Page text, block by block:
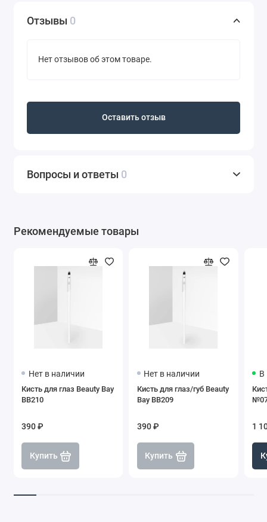
Отзывы 0
Нет отзывов об этом товаре.
Оставить отзыв
Вопросы и ответы 0
Рекомендуемые товары
Нет в наличии
Кисть для глаз Beauty Bay
BB210
390 ₽
Купить
Нет в наличии
Кисть для глаз/губ Beauty
Bay BB209
390 ₽
Купить
В
1